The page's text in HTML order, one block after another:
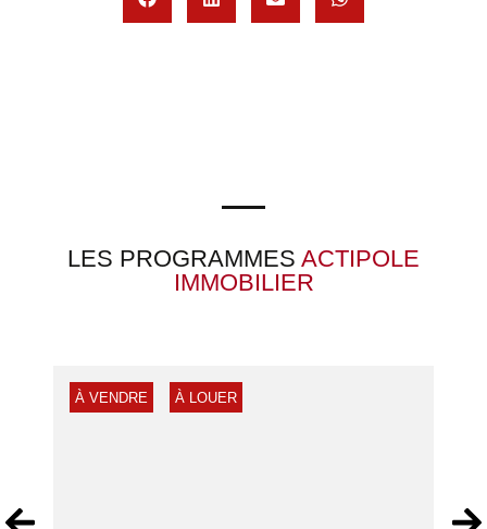
LES PROGRAMMES ACTIPOLE
IMMOBILIER
À VENDRE À LOUER